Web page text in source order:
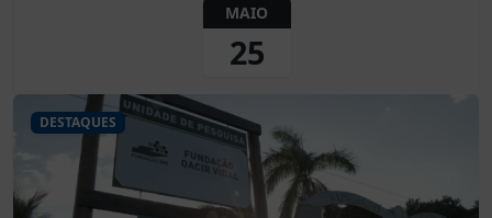
MAIO
25
DESTAQUES